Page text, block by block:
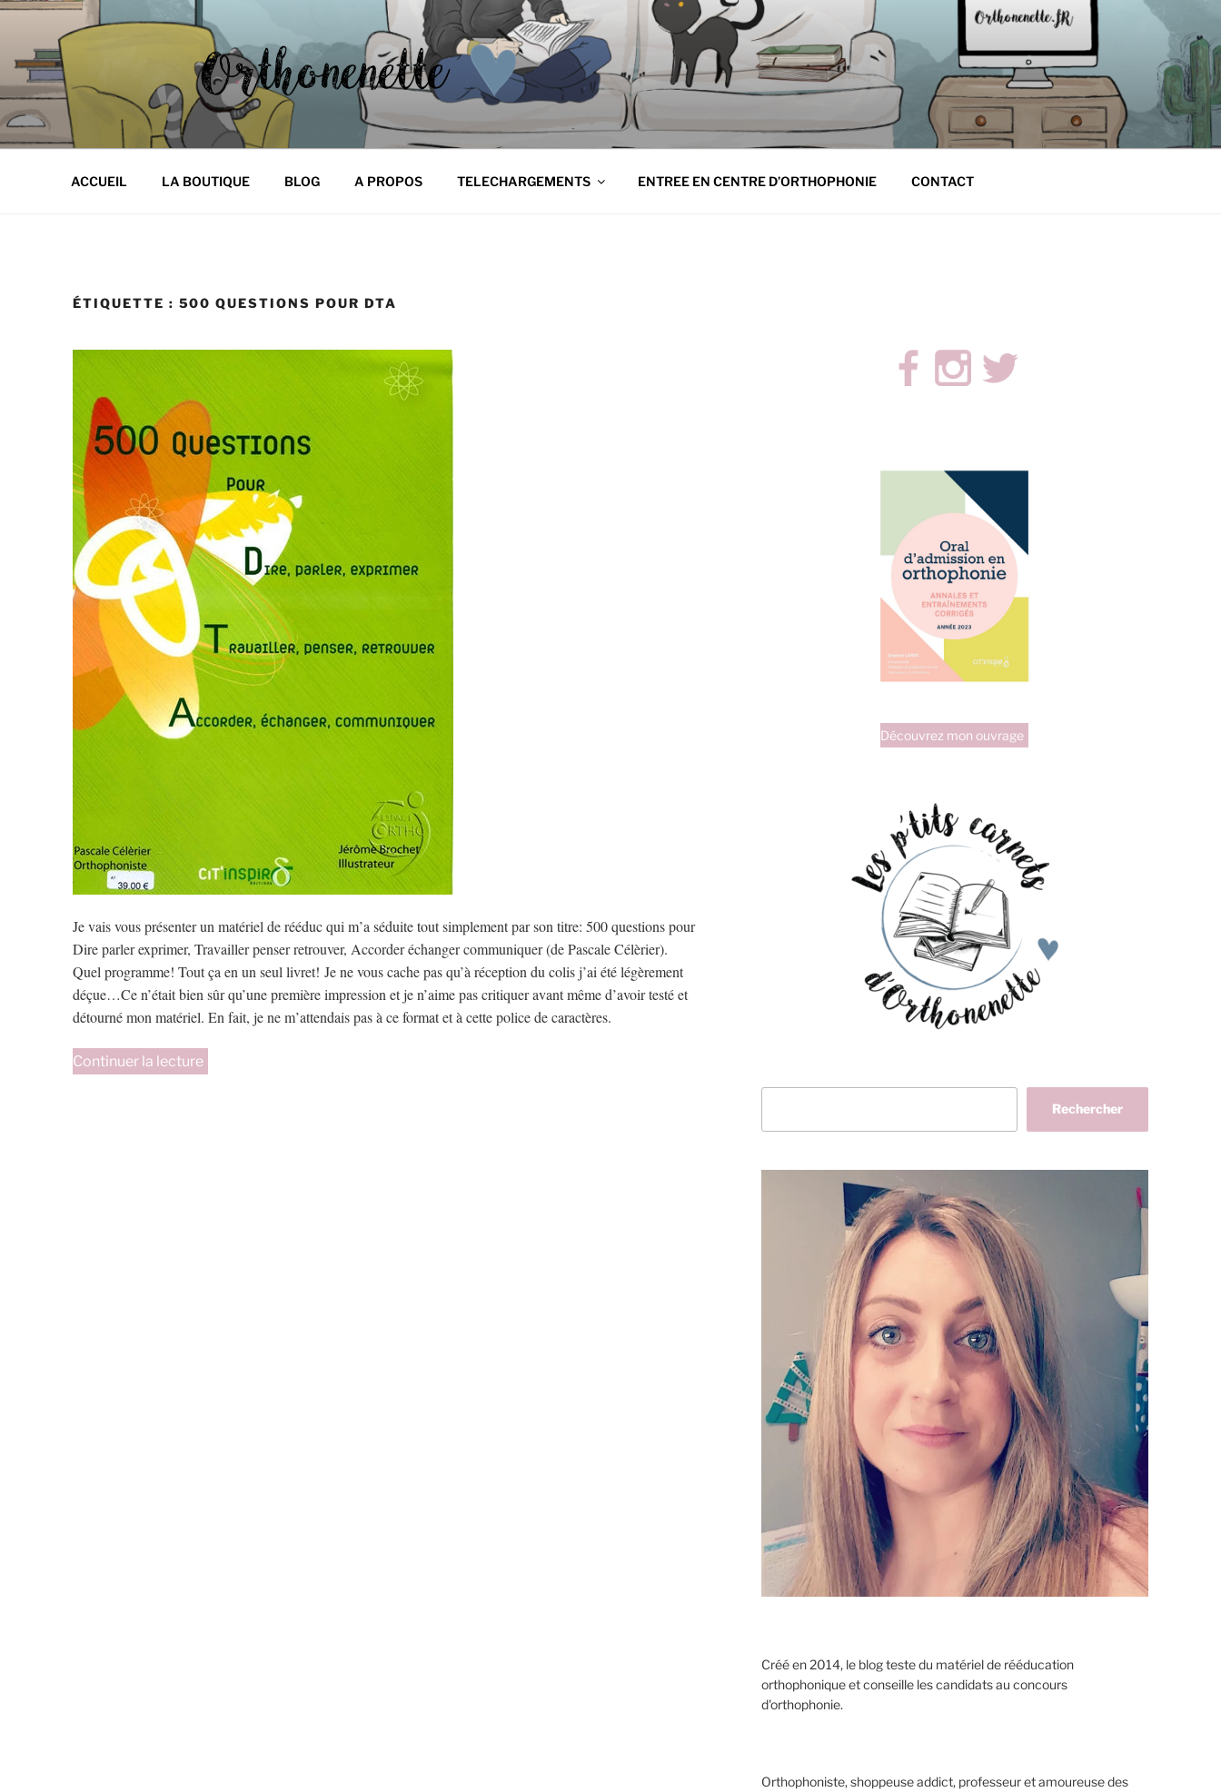
Aller
contenu
principal
ORTHONENETTE
Les p'tits carnets d'Orthonenette
ACCUEIL LA BOUTIQUE BLOG A PROPOS TELECHARGEMENTS ENTREE EN CENTRE D’ORTHOPHONIE CONTACT
ÉTIQUETTE : 500 QUESTIONS POUR DTA
Je vais vous présenter un matériel de rééduc qui m’a séduite tout simplement par son titre: 500 questions pour
Dire parler exprimer, Travailler penser retrouver, Accorder échanger communiquer (de Pascale Célèrier).
Quel programme! Tout ça en un seul livret! Je ne vous cache pas qu’à réception du colis j’ai été légèrement
déçue…Ce n’était bien sûr qu’une première impression et je n’aime pas critiquer avant même d’avoir testé et
détourné mon matériel. En fait, je ne m’attendais pas à ce format et à cette police de caractères.
Continuer la lecturede
Découvrez mon ouvrage
Rechercher
Créé en 2014, le blog teste du matériel de rééducation
orthophonique et conseille les candidats au concours
d'orthophonie.
Orthophoniste, shoppeuse addict, professeur et amoureuse des